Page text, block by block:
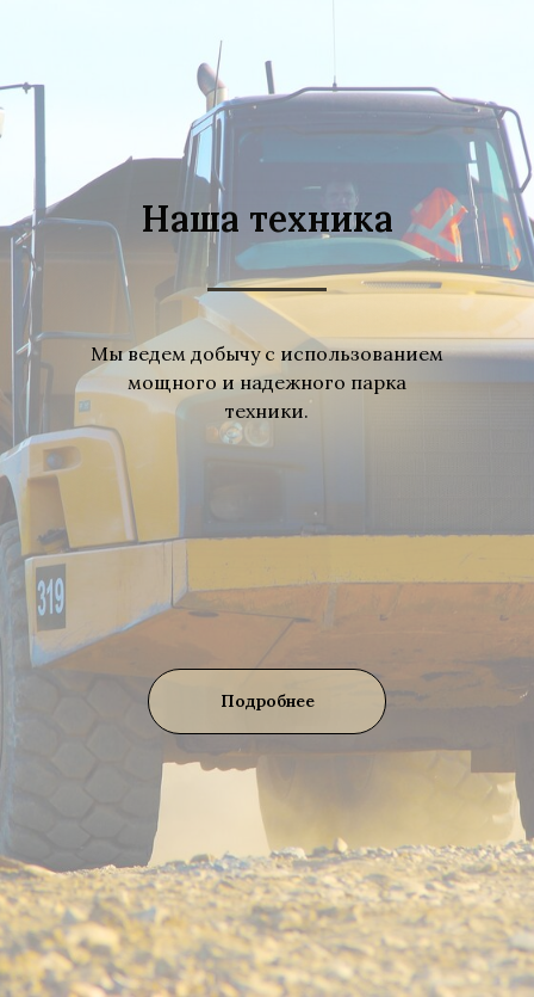
Наша техника
Мы ведем добычу с использованием
мощного и надежного парка
техники.
Подробнее